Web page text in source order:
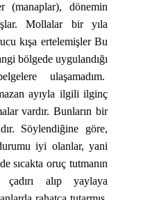
(manaplar), dönemin
Mollalar bir yıla
kışa ertelemişler Bu
bölgede uygulandığı
ulaşamadım.
ayıyla ilgili ilginç
vardır. Bunların bir
Söylendiğine göre,
iyi olanlar, yani
sıcakta oruç tutmanın
çadırı alıp yaylaya